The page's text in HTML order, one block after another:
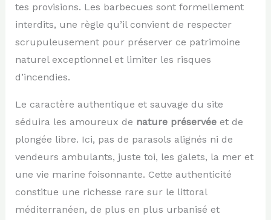
tes provisions. Les barbecues sont formellement
interdits, une règle qu’il convient de respecter
scrupuleusement pour préserver ce patrimoine
naturel exceptionnel et limiter les risques
d’incendies.
Le caractère authentique et sauvage du site
séduira les amoureux de nature préservéeet de
plongée libre. Ici, pas de parasols alignés ni de
vendeurs ambulants, juste toi, les galets, la mer et
une vie marine foisonnante. Cette authenticité
constitue une richesse rare sur le littoral
méditerranéen, de plus en plus urbanisé et